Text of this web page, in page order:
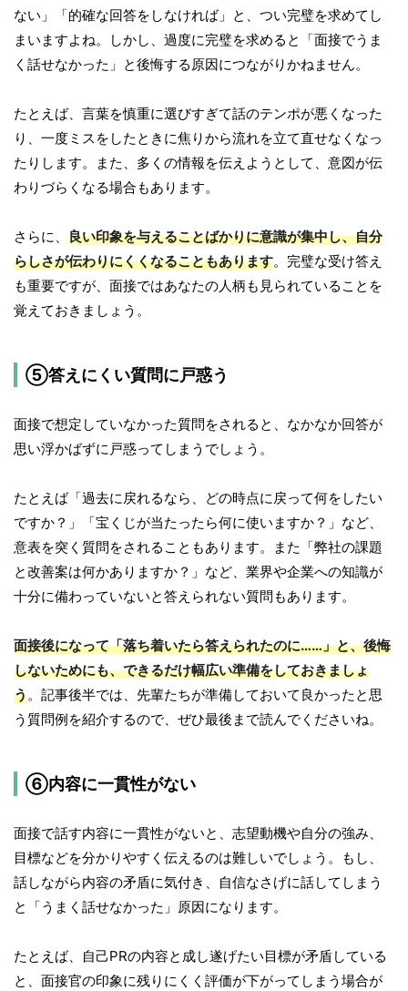
ない」「的確な回答をしなければ」と、つい完璧を求めてし
まいますよね。しかし、過度に完璧を求めると「面接でうま
く話せなかった」と後悔する原因につながりかねません。
たとえば、言葉を慎重に選びすぎて話のテンポが悪くなった
り、一度ミスをしたときに焦りから流れを立て直せなくなっ
たりします。また、多くの情報を伝えようとして、意図が伝
わりづらくなる場合もあります。
さらに、 良い印象を与えることばかりに意識が集中し、自分
らしさが伝わりにくくなることもあります。完璧な受け答え
も重要ですが、面接ではあなたの人柄も見られていることを
覚えておきましょう。
⑤答えにくい質問に戸惑う
面接で想定していなかった質問をされると、なかなか回答が
思い浮かばずに戸惑ってしまうでしょう。
たとえば「過去に戻れるなら、どの時点に戻って何をしたい
ですか？」「宝くじが当たったら何に使いますか？」など、
意表を突く質問をされることもあります。また「弊社の課題
と改善案は何かありますか？」など、業界や企業への知識が
十分に備わっていないと答えられない質問もあります。
面接後になって「落ち着いたら答えられたのに……」と、後悔
しないためにも、できるだけ幅広い準備をしておきましょ
う。記事後半では、先輩たちが準備しておいて良かったと思
う質問例を紹介するので、ぜひ最後まで読んでくださいね。
⑥内容に一貫性がない
面接で話す内容に一貫性がないと、志望動機や自分の強み、
目標などを分かりやすく伝えるのは難しいでしょう。もし、
話しながら内容の矛盾に気付き、自信なさげに話してしまう
と「うまく話せなかった」原因になります。
たとえば、自己PRの内容と成し遂げたい目標が矛盾している
と、面接官の印象に残りにくく評価が下がってしまう場合が